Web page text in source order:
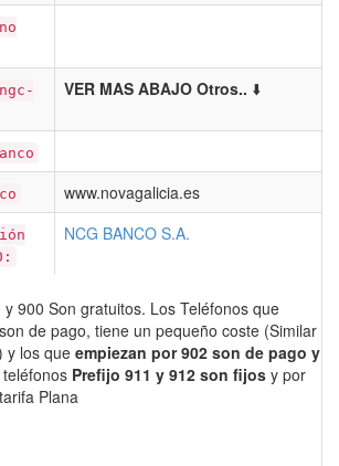
VER MAS ABAJO Otros.. ⬇️
www.novagalicia.es
NCG BANCO S.A.
900 Son gratuitos. Los Teléfonos que
son de pago, tiene un pequeño coste (Similar
y los que empiezan por 902 son de pago y
Prefijo 911 y 912 son fijos y por
Plana